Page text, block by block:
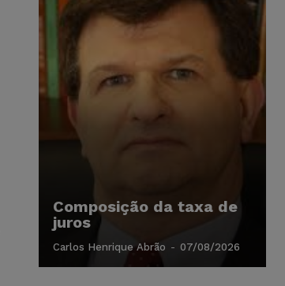
Composição da taxa de
juros
Carlos Henrique Abrão - 07/08/2026